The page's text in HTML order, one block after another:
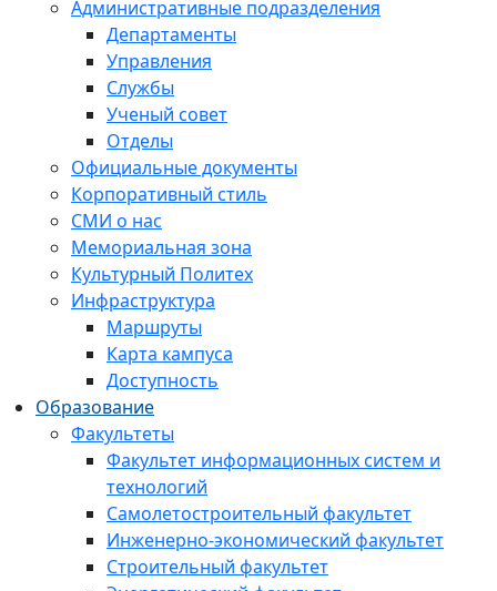
Административные подразделения
Департаменты
Управления
Службы
Ученый совет
Отделы
Официальные документы
Корпоративный стиль
СМИ о нас
Мемориальная зона
Культурный Политех
Инфраструктура
Маршруты
Карта кампуса
Доступность
Образование
Факультеты
Факультет информационных систем и
технологий
Самолетостроительный факультет
Инженерно-экономический факультет
Строительный факультет